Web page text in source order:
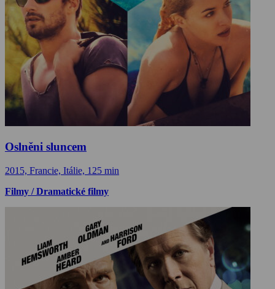
Oslněni sluncem
2015, Francie, Itálie, 125 min
Filmy / Dramatické filmy